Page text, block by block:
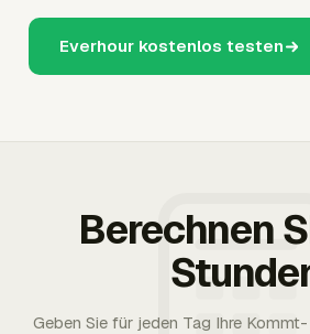
Everhour kostenlos testen
Berechnen
Geben Sie für jeden Tag Ihre